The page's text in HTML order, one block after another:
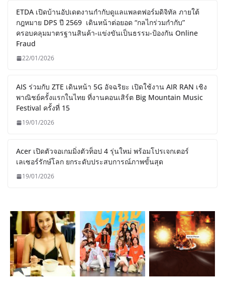
ETDA เปิดบ้านอัปเดตงานกำกับดูแลแพลตฟอร์มดิจิทัล ภายใต้
กฎหมาย DPS ปี 2569 เดินหน้าต่อยอด “กลไกร่วมกำกับ”
ครอบคลุมมาตรฐานสินค้า-แข่งขันเป็นธรรม-ป้องกัน Online
Fraud
22/01/2026
AIS ร่วมกับ ZTE เดินหน้า 5G อัจฉริยะ เปิดใช้งาน AIR RAN เชิง
พาณิชย์ครั้งแรกในไทย ที่งานคอนเสิร์ต Big Mountain Music
Festival ครั้งที่ 15
19/01/2026
Acer เปิดตัวจอเกมมิ่งตัวท็อป 4 รุ่นใหม่ พร้อมโปรเจกเตอร์
เลเซอร์รักษ์โลก ยกระดับประสบการณ์ภาพขั้นสุด
19/01/2026